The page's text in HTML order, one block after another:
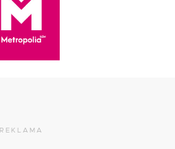
REKLAMA